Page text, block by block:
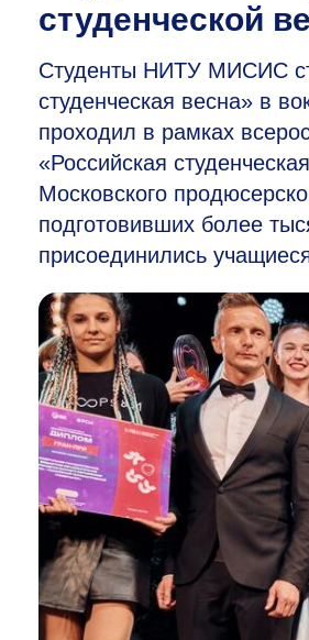
студенческой
Студенты НИТУ МИСИС
студенческая весна» в
проходил в рамках
«Российская
Московского
подготовивших более
присоединились